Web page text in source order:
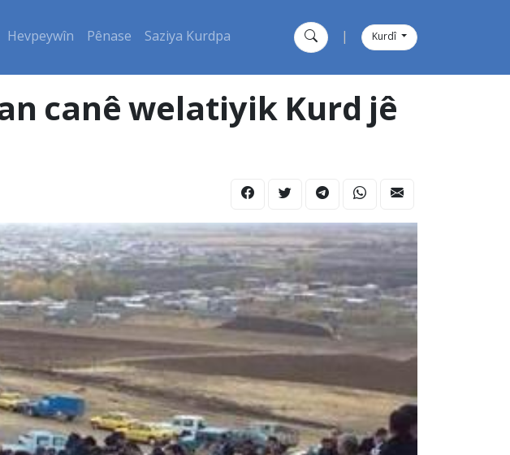
Hevpeywîn Pênase Saziya Kurdpa Kurdî
canê welatiyik Kurd jê